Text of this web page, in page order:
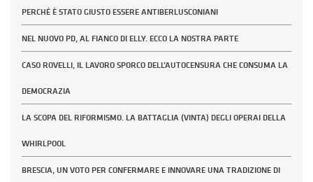
PERCHÉ È STATO GIUSTO ESSERE ANTIBERLUSCONIANI
NEL NUOVO PD, AL FIANCO DI ELLY. ECCO LA NOSTRA PARTE
CASO ROVELLI, IL LAVORO SPORCO DELL’AUTOCENSURA CHE CONSUMA LA
DEMOCRAZIA
LA SCOPA DEL RIFORMISMO. LA BATTAGLIA (VINTA) DEGLI OPERAI DELLA
WHIRLPOOL
BRESCIA, UN VOTO PER CONFERMARE E INNOVARE UNA TRADIZIONE DI